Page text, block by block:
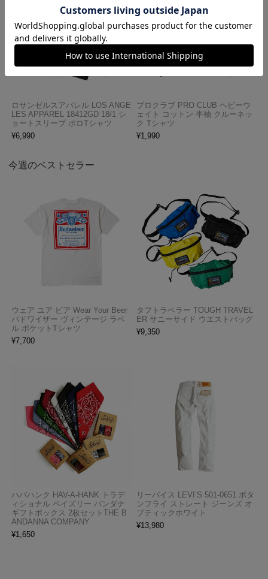
ロサンゼルスアパレル LOS ANGE
LES APPAREL 18412GD 18/1 シ
ョートスリーブ ポロTシャツ
¥6,990
プロクラブ PRO CLUB ヘビーウ
ェイト コットン 半袖 クルーネッ
ク Tシャツ
¥1,990
今週のベストセラー
ウェア ユア ビア Wear Your Beer
バドワイザー ヴィンテージ ラベ
ル ポケットTシャツ
¥7,700
タフトラベラー TOUGH TRAVEL
ER サニーサイド ウエストバッグ
¥9,350
ハバハンク HAV-A-HANK トラデ
ィショナル ペイズリー バンダナ
ギフトボックス 2枚セットTHE B
ANDANNA COMPANY
¥1,650
リーバイス LEVI’S 501-0651 ボタ
ンフライ ストレート ジーンズ オ
プティックホワイト
¥13,980